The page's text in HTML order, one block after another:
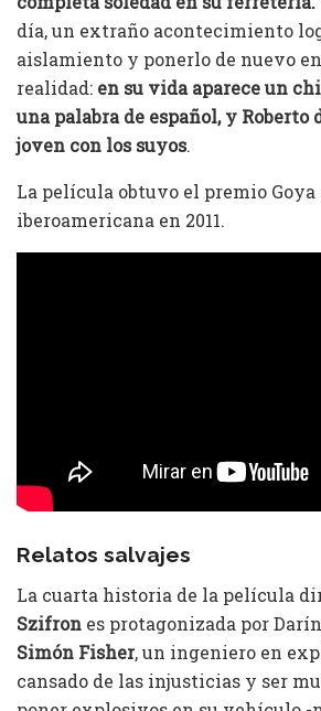
día, un extraño acontecimiento
aislamiento y ponerlo de nuevo
realidad: en su vida aparece un
una palabra de español, y Roberto
joven con los suyos.
La película obtuvo el premio
iberoamericana en 2011.
Relatos salvajes
La cuarta historia de la película
Szifron es protagonizada por
Simón Fisher, un ingeniero en
cansado de las injusticias y ser